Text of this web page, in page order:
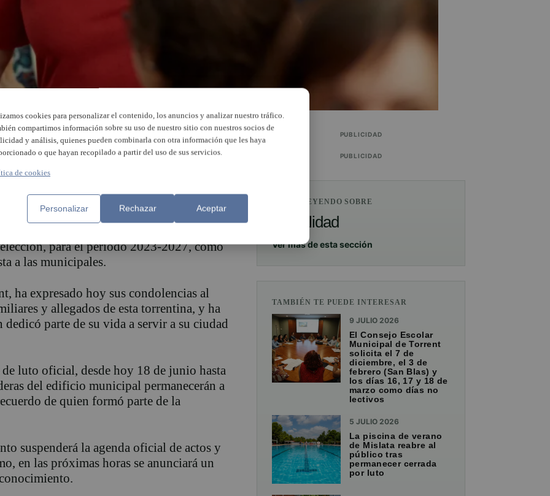
de quien fuese concejala del
durante un periodo de trece años.
de 1973, fue abogada laboralista y política
Universidad de Valencia y Máster en
como concejala entre los mandatos de
2019-2023, donde ostentó la regidoría
para el periodo 2023-2027, como
a las municipales.
ha expresado hoy sus condolencias al
y allegados de esta torrentina, y ha
parte de su vida a servir a su ciudad
luto oficial, desde hoy 18 de junio hasta
del edificio municipal permanecerán a
de quien formó parte de la
suspenderá la agenda oficial de actos y
en las próximas horas se anunciará un
PUBLICIDAD
PUBLICIDAD
ESTÁS LEYENDO SOBRE
Actualidad
Ver más de esta sección
TAMBIÉN TE PUEDE INTERESAR
9 JULIO 2026
El Consejo Escolar
Municipal de Torrent
solicita el 7 de
diciembre, el 3 de
febrero (San Blas) y
los días 16, 17 y 18 de
marzo como días no
lectivos
5 JULIO 2026
La piscina de verano
de Mislata reabre al
público tras
permanecer cerrada
por luto
cookies para personalizar el contenido, los anuncios y analizar nuestro tráfico.
compartimos información sobre su uso de nuestro sitio con nuestros socios de
y análisis, quienes pueden combinarla con otra información que les haya
o que hayan recopilado a partir del uso de sus servicios.
de cookies
Personalizar Rechazar Aceptar